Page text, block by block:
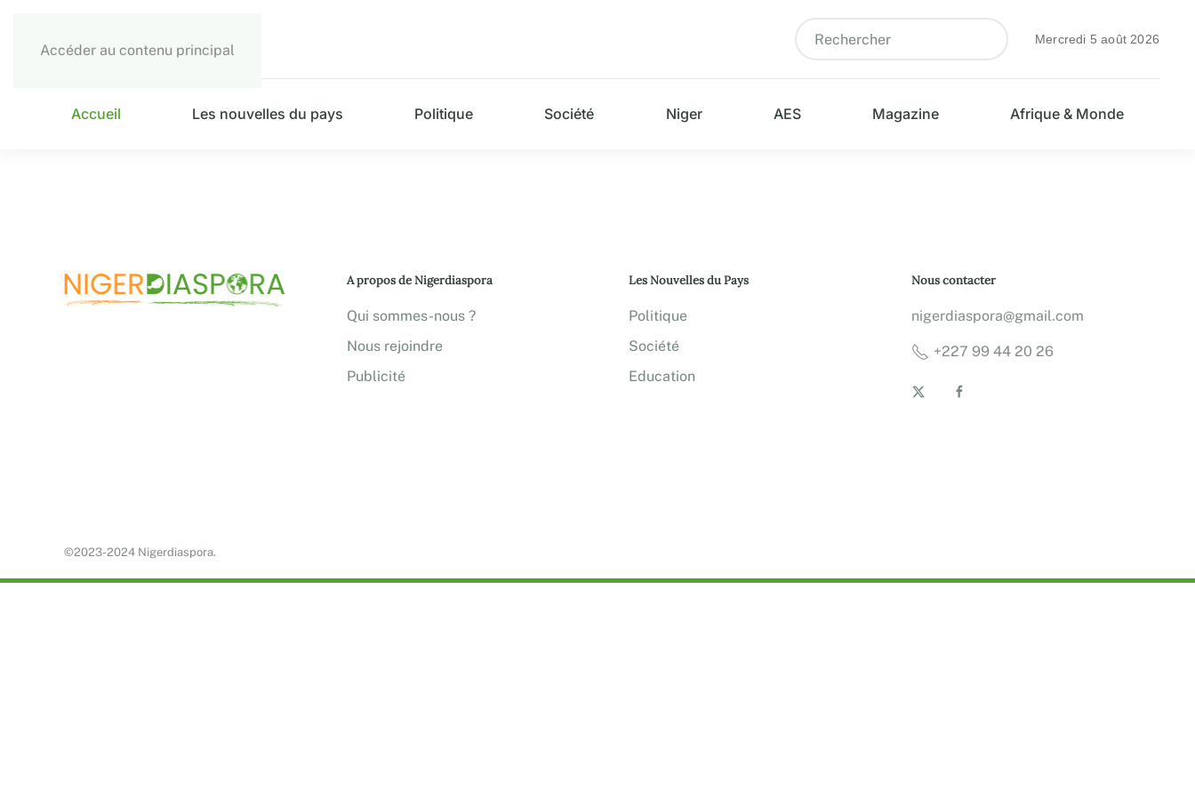
Accéder au contenu principal
Mercredi 5 août 2026
Accueil Les nouvelles du pays Politique Société Niger AES Magazine Afrique & Monde
A propos de Nigerdiaspora
Qui sommes-nous ?
Nous rejoindre
Publicité
Les Nouvelles du Pays
Politique
Société
Education
Nous contacter
nigerdiaspora@gmail.com
+227 99 44 20 26
©2023-2024 Nigerdiaspora.